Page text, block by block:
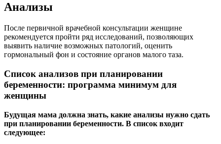
Анализы
После первичной врачебной консультации женщине
рекомендуется пройти ряд исследований, позволяющих
выявить наличие возможных патологий, оценить
гормональный фон и состояние органов малого таза.
Список анализов при планировании
беременности: программа минимум для
женщины
Будущая мама должна знать, какие анализы нужно сдать
при планировании беременности. В список входит
следующее: